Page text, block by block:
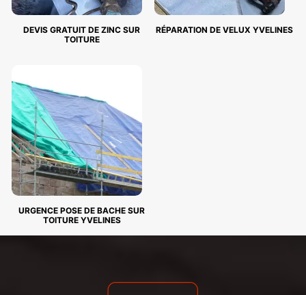
DEVIS GRATUIT DE ZINC SUR
TOITURE
RÉPARATION DE VELUX YVELINES
URGENCE POSE DE BACHE SUR
TOITURE YVELINES